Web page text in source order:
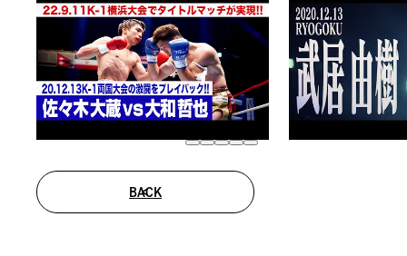
BACK